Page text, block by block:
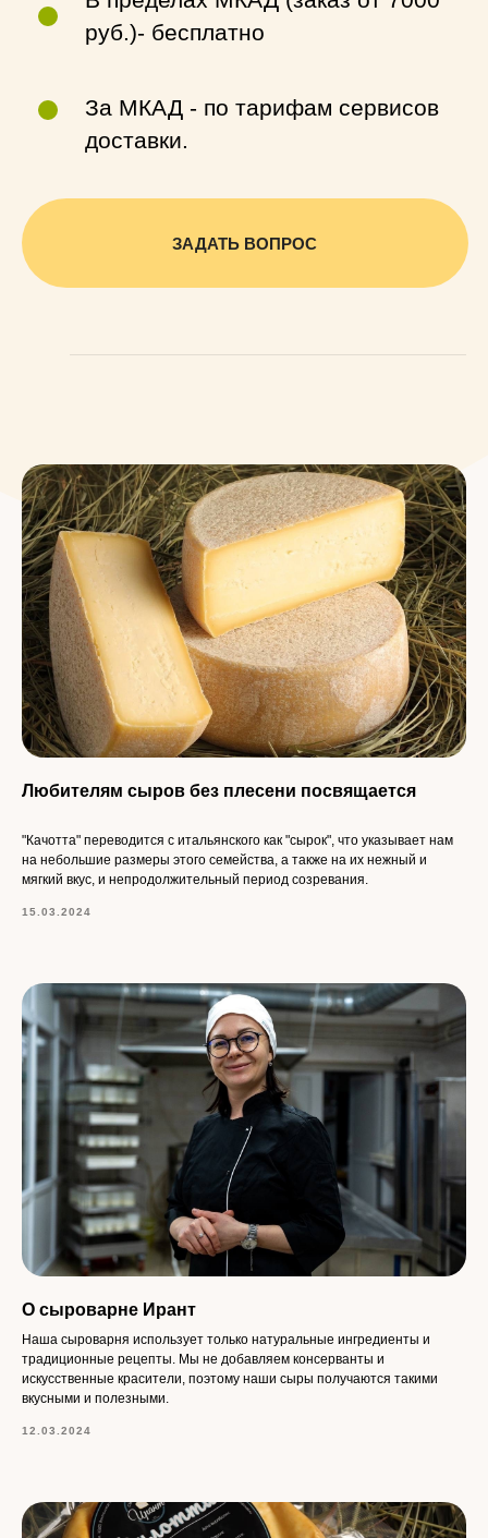
Любителям сыров без плесени посвящается
"Качотта" переводится с итальянского как "сырок", что указывает нам
на небольшие размеры этого семейства, а также на их нежный и
мягкий вкус, и непродолжительный период созревания.
15.03.2024
О сыроварне Ирант
Наша сыроварня использует только натуральные ингредиенты и
традиционные рецепты. Мы не добавляем консерванты и
искусственные красители, поэтому наши сыры получаются такими
вкусными и полезными.
12.03.2024
г. Москва, ул. Большая Серпуховская 32с1
Режим работы: с 10:00 до 21:00
Фирменный магазин
«‎Ирант»‎
Магазин сыров в Москве
Сыроварня в Москве
ИП Болотуев Антон Александрович